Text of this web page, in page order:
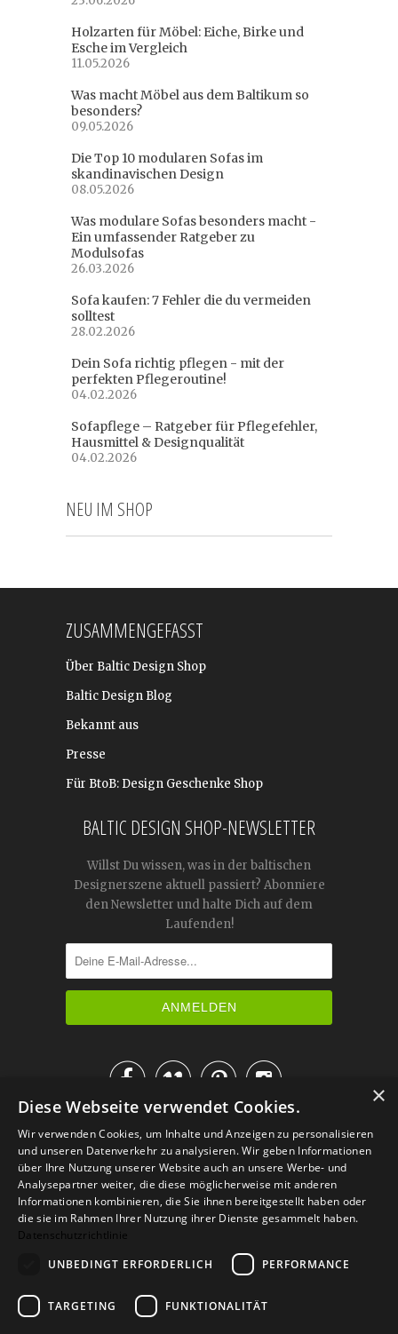
Holzarten für Möbel: Eiche, Birke und
Esche im Vergleich
11.05.2026
Was macht Möbel aus dem Baltikum so
besonders?
09.05.2026
Die Top 10 modularen Sofas im
skandinavischen Design
08.05.2026
Was modulare Sofas besonders macht -
Ein umfassender Ratgeber zu
Modulsofas
26.03.2026
Sofa kaufen: 7 Fehler die du vermeiden
solltest
28.02.2026
Dein Sofa richtig pflegen - mit der
perfekten Pflegeroutine!
04.02.2026
Sofapflege – Ratgeber für Pflegefehler,
Hausmittel & Designqualität
04.02.2026
NEU IM SHOP
ZUSAMMENGEFASST
Über Baltic Design Shop
Baltic Design Blog
Bekannt aus
Presse
Für BtoB: Design Geschenke Shop
BALTIC DESIGN SHOP-NEWSLETTER
Willst Du wissen, was in der baltischen
Designerszene aktuell passiert? Abonniere
den Newsletter und halte Dich auf dem
Laufenden!

IM KATALOG BLÄTTERN
Versand Zahlarten
Retoure
×
Diese Webseite verwendet Cookies.
Wir verwenden Cookies, um Inhalte und Anzeigen zu personalisieren
und unseren Datenverkehr zu analysieren. Wir geben Informationen
über Ihre Nutzung unserer Website auch an unsere Werbe- und
Analysepartner weiter, die diese möglicherweise mit anderen
Informationen kombinieren, die Sie ihnen bereitgestellt haben oder
die sie im Rahmen Ihrer Nutzung ihrer Dienste gesammelt haben.
Datenschutzrichtlinie
UNBEDINGT ERFORDERLICH
PERFORMANCE
TARGETING FUNKTIONALITÄT